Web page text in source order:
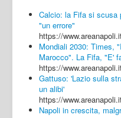
Calcio: la Fifa si scusa
"un errore"
https://
Mondiali 2030: Times,
Marocco". La Fifa, "E'
https://
Gattuso: 'Lazio sulla
un alibi'
https://
Napoli in crescita,